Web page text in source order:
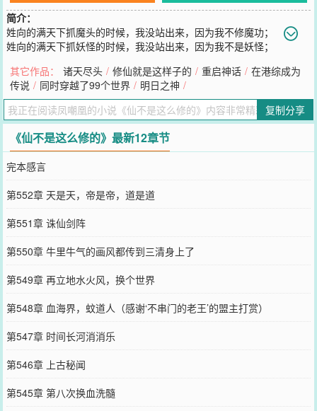
简介：
姓向的满天下抓魔头的时候，我没站出来，因为我不修魔功；
姓向的满天下抓妖怪的时候，我没站出来，因为我不是妖怪；
剑修；姓向的满……他不抓人了，天下太平了。——《XX狱中随笔》
您要是觉得《仙不是这么修的》还不错的话请不要忘记向您QQ群和微
博微信里的朋友推荐哦！
其它作品： 诸天尽头 / 修仙就是这样子的 / 重启神话 / 在港综成为
传说 / 同时穿越了99个世界 / 明日之神 /
复制分享
《仙不是这么修的》最新12章节
完本感言
第552章 天是天，帝是帝，道是道
第551章 诛仙剑阵
第550章 牛里牛气的画风都传到三清身上了
第549章 再立地水火风，换个世界
第548章 血海界，蚊道人（感谢‘不串门的老王’的盟主打赏）
第547章 时间长河消消乐
第546章 上古秘闻
第545章 第八次换血洗髓